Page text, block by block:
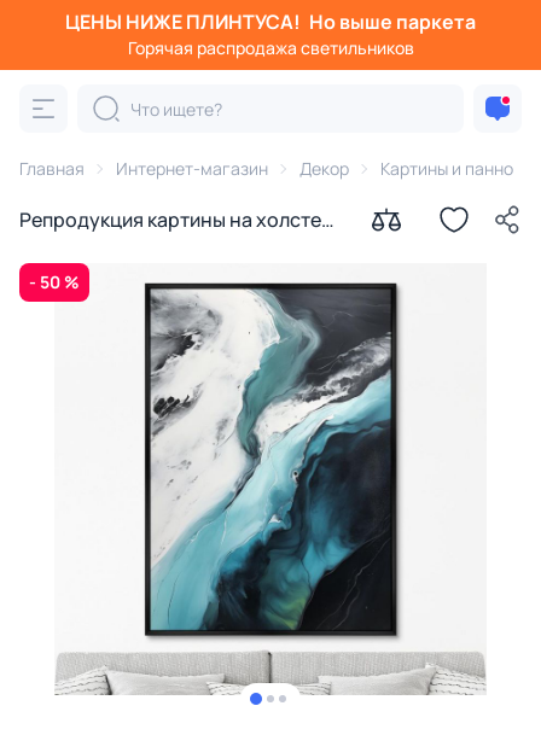
ЦЕНЫ НИЖЕ ПЛИНТУСА! Но выше паркета
Горячая распродажа светильников
Главная Интернет-магазин Декор Картины и панно
Репродукция картины на холсте
- 50 %